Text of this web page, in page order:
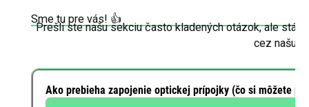
Sme tu pre vás! 👍
Prešli ste našu sekciu často kladených otázok, ale
cez našu
Ako prebieha zapojenie optickej prípojky (čo si môžete